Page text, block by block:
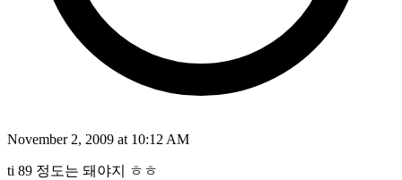
November 2, 2009 at 10:12 AM
ti 89 정도는 돼야지 ㅎㅎ